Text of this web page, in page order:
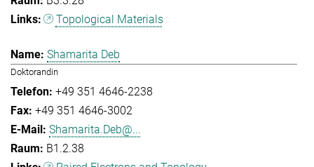
Topological Materials
Shamarita Deb
Doktorandin
+49 351 4646-2238
+49 351 4646-3002
Shamarita.Deb@...
B1.2.38